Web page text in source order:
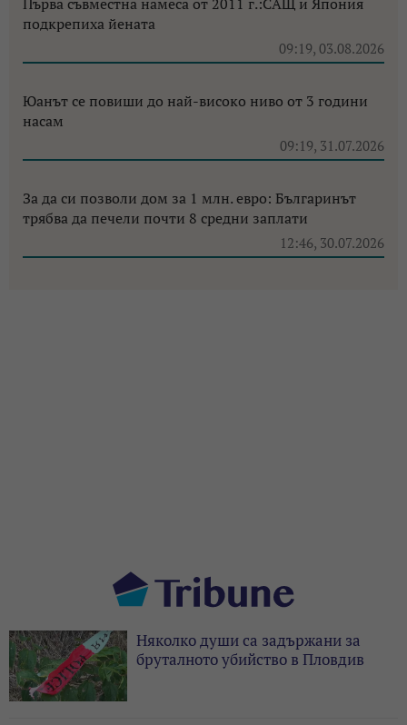
подкрепиха йената
09:19, 03.08.2026
Юанът се повиши до най-високо ниво от 3 години
насам
09:19, 31.07.2026
За да си позволи дом за 1 млн. евро: Българинът
трябва да печели почти 8 средни заплати
12:46, 30.07.2026
Няколко души са задържани за
бруталното убийство в Пловдив